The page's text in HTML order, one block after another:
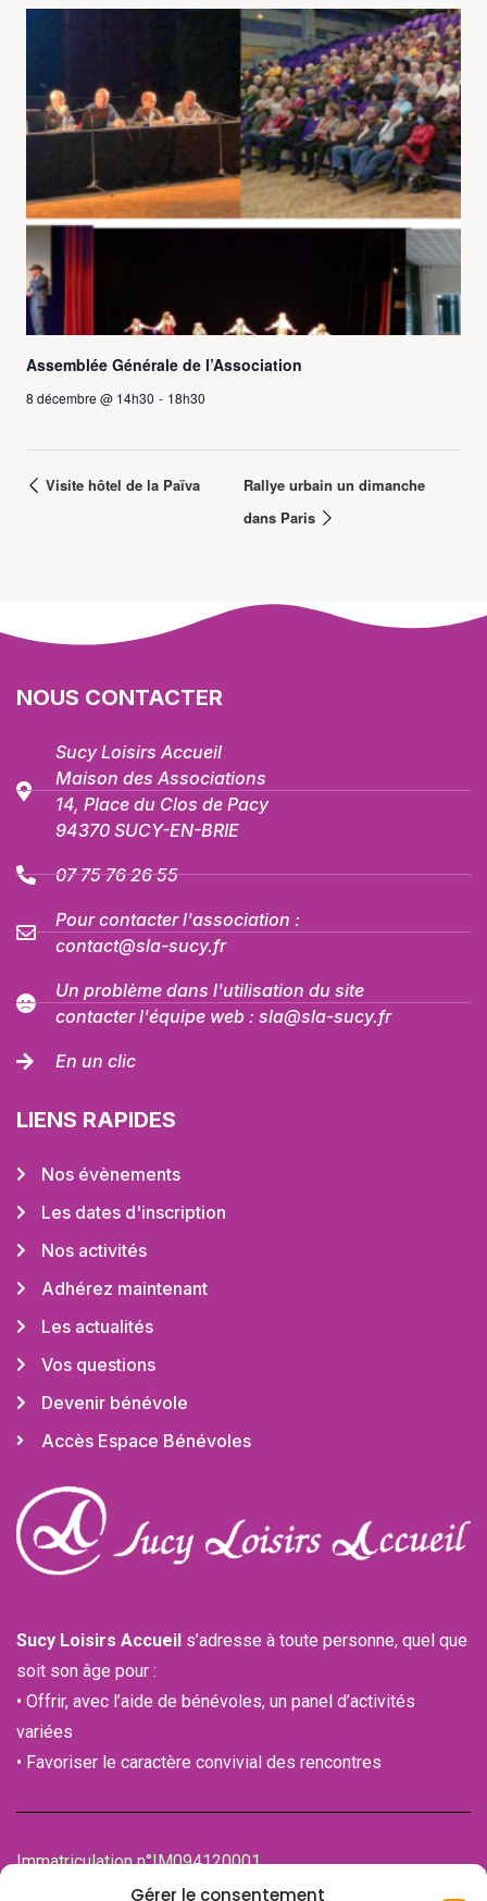
Gérer le consentement
Assemblée Générale de l’Association
8 décembre @ 14h30 - 18h30
Visite hôtel de la Païva
Rallye urbain un dimanche
dans Paris
NOUS CONTACTER
Sucy Loisirs Accueil
Maison des Associations
14, Place du Clos de Pacy
94370 SUCY-EN-BRIE
07 75 76 26 55
Pour contacter l'association :
contact@sla-sucy.fr
Un problème dans l'utilisation du site
contacter l'équipe web : sla@sla-sucy.fr
En un clic
LIENS RAPIDES
Nos évènements
Les dates d'inscription
Nos activités
Adhérez maintenant
Les actualités
Vos questions
Devenir bénévole
Accès Espace Bénévoles
Sucy Loisirs Accueil s’adresse à toute personne, quel que
soit son âge pour :
• Offrir, avec l’aide de bénévoles, un panel d’activités
variées
• Favoriser le caractère convivial des rencontres
Immatriculation n°IM094120001
de la Chambre des associations (CDA)